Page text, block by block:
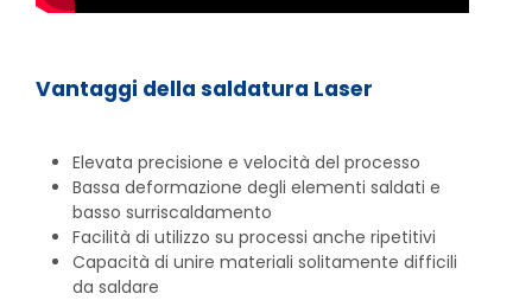
Vantaggi della saldatura Laser
Elevata precisione e velocità del processo
Bassa deformazione degli elementi saldati e
basso surriscaldamento
Facilità di utilizzo su processi anche ripetitivi
Capacità di unire materiali solitamente difficili
da saldare